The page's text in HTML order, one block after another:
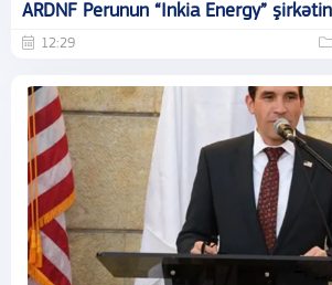
ARDNF Perunun “Inkia Energy”
12:29